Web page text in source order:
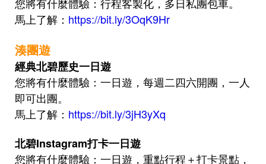
您將有什麼體驗：行程客製化，多日私團包車。
馬上了解 ： https://bit.ly/3OqK9Hr
湊團遊
經典北碧歷史一日遊
您將有什麼體驗 ：一日遊，每週二四六開團，一人
即可出團。
馬上了解 ： https://bit.ly/3jH3yXq
北碧Instagram打卡一日遊
您將有什麼體驗 ：一日遊，重點行程＋打卡景點，